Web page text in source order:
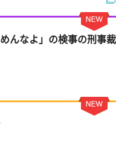
んなよ」の検事の刑事裁